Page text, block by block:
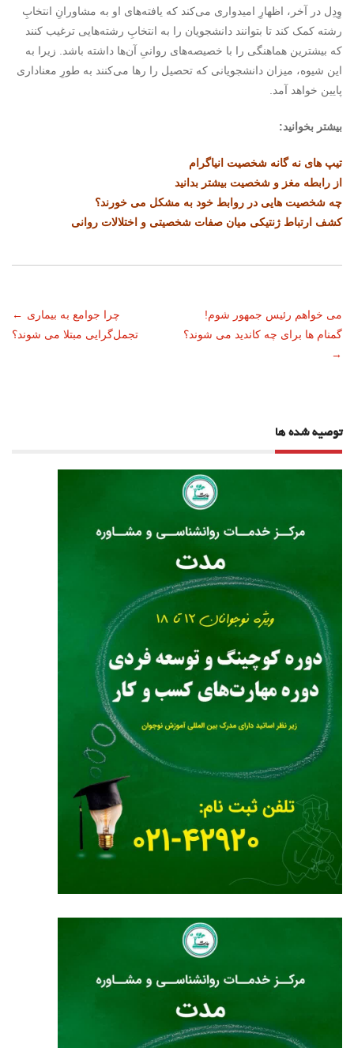
وِدِل در آخر، اظهارِ امیدواری می‌کند که یافته‌های او به مشاورانِ انتخابِ
رشته کمک کند تا بتوانند دانشجویان را به انتخابِ رشته‌هایی ترغیب کنند
که بیشترین هماهنگی را با خصیصه‌های روانیِ آن‌ها داشته باشد. زیرا به
این شیوه، میزان دانشجویانی که تحصیل را رها می‌کنند به طورِ معناداری
پایین خواهد آمد.
بیشتر بخوانید:
تیپ های نه گانه شخصیت انیاگرام
از رابطه مغز و شخصیت بیشتر بدانید
چه شخصیت هایی در روابط خود به مشکل می خورند؟
کشف ارتباط ژنتیکی میان صفات شخصیتی و اختلالات روانی
ناوبری
نوشته
← چرا جوامع به بیماری
تجمل‌گرایی مبتلا می شوند؟
می خواهم رئیس جمهور شوم!
گمنام ها برای چه کاندید می شوند؟
→
توصیه شده ها